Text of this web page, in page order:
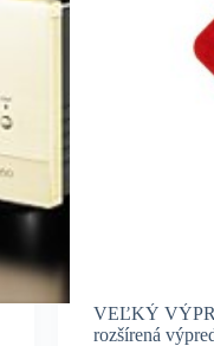
VEĽKÝ
rozšírená